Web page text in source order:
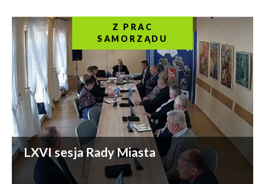
Z PRAC
SAMORZĄDU
LXVI sesja Rady Miasta